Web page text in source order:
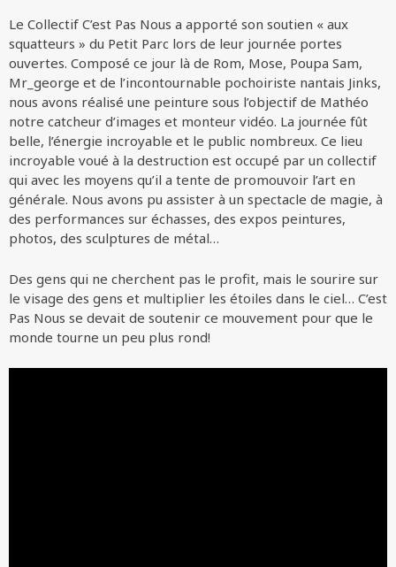
Le Collectif C’est Pas Nous a apporté son soutien « aux
squatteurs » du Petit Parc lors de leur journée portes
ouvertes. Composé ce jour là de Rom, Mose, Poupa Sam,
Mr_george et de l’incontournable pochoiriste nantais Jinks,
nous avons réalisé une peinture sous l’objectif de Mathéo
notre catcheur d’images et monteur vidéo. La journée fût
belle, l’énergie incroyable et le public nombreux. Ce lieu
incroyable voué à la destruction est occupé par un collectif
qui avec les moyens qu’il a tente de promouvoir l’art en
générale. Nous avons pu assister à un spectacle de magie, à
des performances sur échasses, des expos peintures,
photos, des sculptures de métal…
Des gens qui ne cherchent pas le profit, mais le sourire sur
le visage des gens et multiplier les étoiles dans le ciel… C’est
Pas Nous se devait de soutenir ce mouvement pour que le
monde tourne un peu plus rond!